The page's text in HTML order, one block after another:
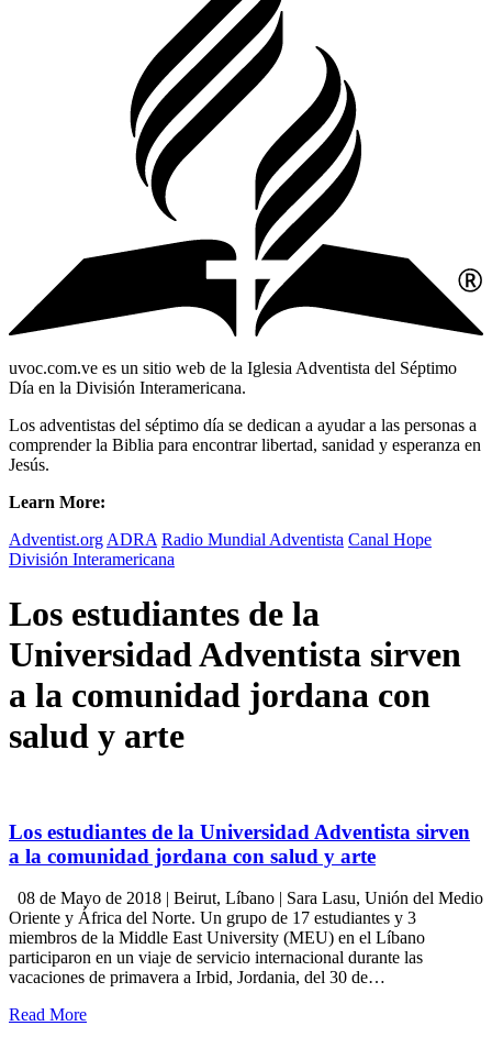
uvoc.com.ve es un sitio web de la Iglesia Adventista del Séptimo
Día en la División Interamericana.
Los adventistas del séptimo día se dedican a ayudar a las personas a
comprender la Biblia para encontrar libertad, sanidad y esperanza en
Jesús.
Learn More:
Adventist.org ADRA Radio Mundial Adventista Canal Hope
División Interamericana
Los estudiantes de la
Universidad Adventista sirven
a la comunidad jordana con
salud y arte
Los estudiantes de la Universidad Adventista sirven
a la comunidad jordana con salud y arte
08 de Mayo de 2018 | Beirut, Líbano | Sara Lasu, Unión del Medio
Oriente y África del Norte. Un grupo de 17 estudiantes y 3
miembros de la Middle East University (MEU) en el Líbano
participaron en un viaje de servicio internacional durante las
vacaciones de primavera a Irbid, Jordania, del 30 de…
Read More